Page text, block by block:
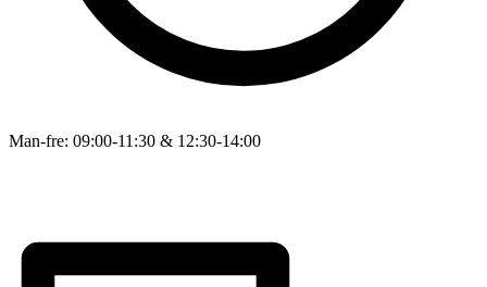
Man-fre: 09:00-11:30 & 12:30-14:00